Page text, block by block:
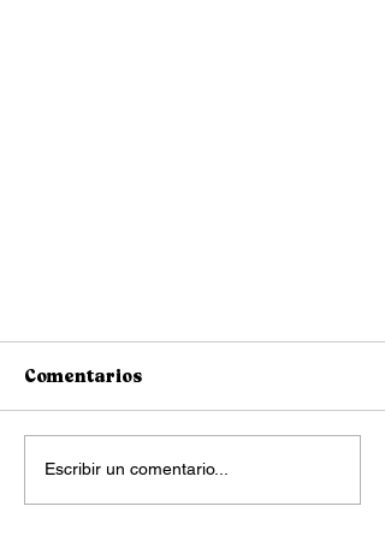
Comentarios
Escribir un comentario...